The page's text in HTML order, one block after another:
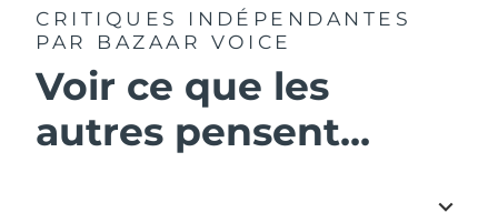
CRITIQUES INDÉPENDANTES
PAR BAZAAR VOICE
Voir ce que les
autres pensent...